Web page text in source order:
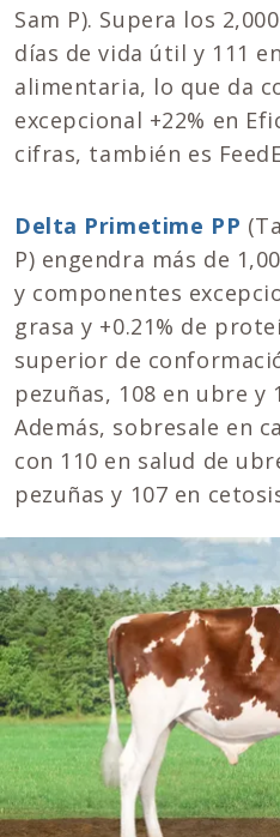
Sam P). Supera los
días de vida útil y 111
alimentaria, lo que da
excepcional +22% en
cifras, también es
Delta Primetime PP
P) engendra más de
y componentes
grasa y +0.21% de
superior de
pezuñas, 108 en ubre
Además, sobresale en
con 110 en salud de
pezuñas y 107 en